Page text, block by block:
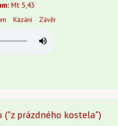
Mt 5,43
Kázání Závěr
prázdného kostela")